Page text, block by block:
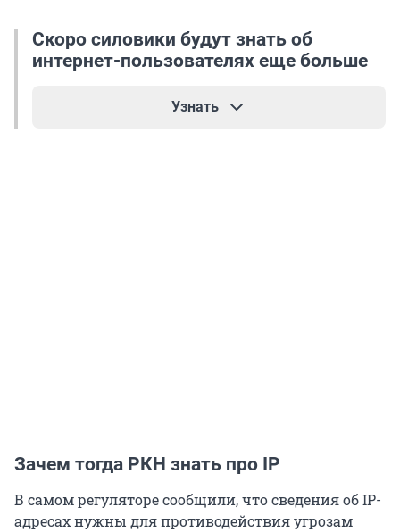
Скоро силовики будут знать об
интернет-пользователях еще больше
Узнать
Зачем тогда РКН знать про IP
В самом регуляторе сообщили, что сведения об IP-
адресах нужны для противодействия угрозам